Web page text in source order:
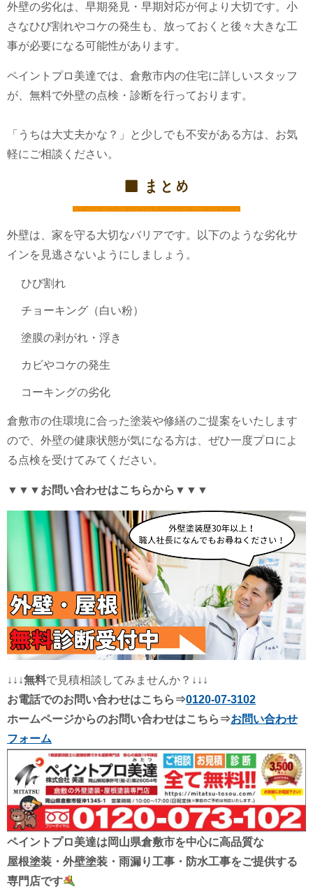
外壁の劣化は、早期発見・早期対応が何より大切です。小
さなひび割れやコケの発生も、放っておくと後々大きな工
事が必要になる可能性があります。
ペイントプロ美達では、倉敷市内の住宅に詳しいスタッフ
が、無料で外壁の点検・診断を行っております。
「うちは大丈夫かな？」と少しでも不安がある方は、お気
軽にご相談ください。
■ まとめ
外壁は、家を守る大切なバリアです。以下のような劣化サ
インを見逃さないようにしましょう。
ひび割れ
チョーキング（白い粉）
塗膜の剥がれ・浮き
カビやコケの発生
コーキングの劣化
倉敷市の住環境に合った塗装や修繕のご提案をいたします
ので、外壁の健康状態が気になる方は、ぜひ一度プロによ
る点検を受けてみてください。
▼▼▼お問い合わせはこちらから▼▼▼
↓↓↓無料で見積相談してみませんか？↓↓↓
お電話でのお問い合わせはこちら⇒0120-07-3102
ホームページからのお問い合わせはこちら⇒お問い合わせ
フォーム
ペイントプロ美達は 岡山県倉敷市を中心に高品質な
屋根塗装・外壁塗装・雨漏り工事・防水工事をご提供する
専門店です